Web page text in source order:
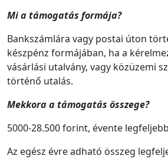
Mi a támogatás formája?
Bankszámlára vagy postai úton
készpénz formájában, ha a
vásárlási utalvány, vagy közüzemi
történő utalás.
Mekkora a támogatás összege?
5000-28.500 forint, évente
Az egész évre adható összeg